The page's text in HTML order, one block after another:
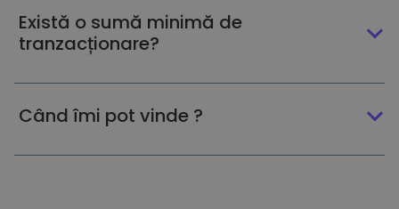
Există o sumă minimă de
tranzacționare?
Când îmi pot vinde ?